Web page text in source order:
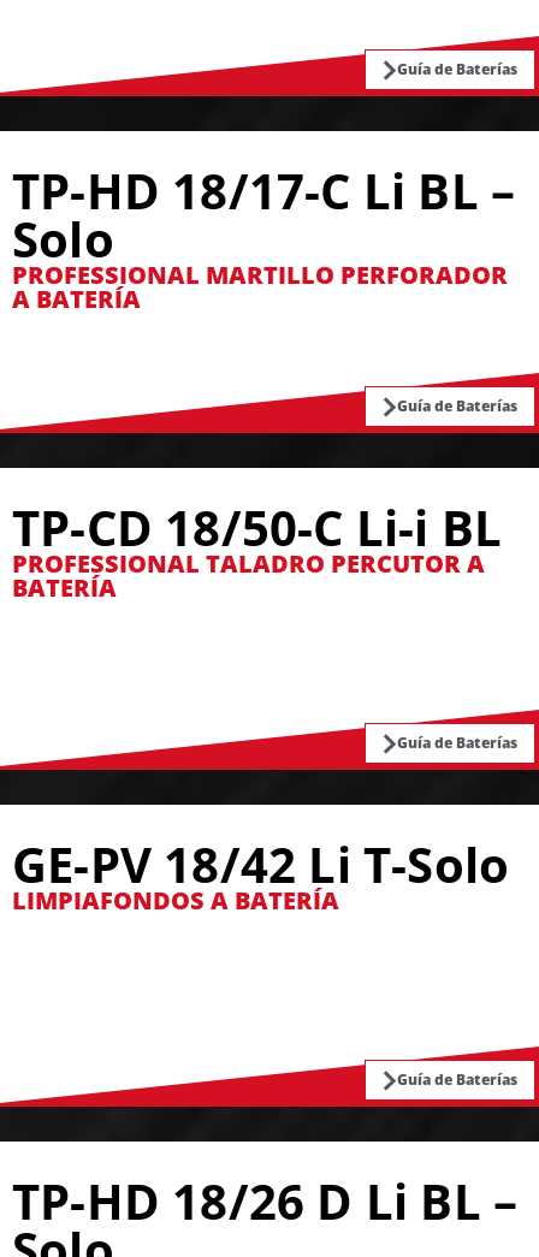
Guía de Baterías
TP-HD 18/17-C Li BL –
Solo
PROFESSIONAL MARTILLO PERFORADOR
A BATERÍA
Guía de Baterías
TP-CD 18/50-C Li-i BL
PROFESSIONAL TALADRO PERCUTOR A
BATERÍA
Guía de Baterías
GE-PV 18/42 Li T-Solo
LIMPIAFONDOS A BATERÍA
Guía de Baterías
TP-HD 18/26 D Li BL –